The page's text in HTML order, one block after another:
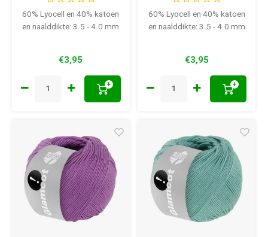
60% Lyocell en 40% katoen
en naalddikte: 3.5 - 4.0 mm
€3,95
+
60% Lyocell en 40% katoen
en naalddikte: 3.5 - 4.0 mm
€3,95
+